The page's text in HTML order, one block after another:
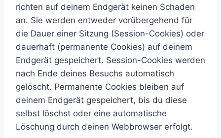
richten auf deinem Endgerät keinen Schaden
an. Sie werden entweder vorübergehend für
die Dauer einer Sitzung (Session-Cookies) oder
dauerhaft (permanente Cookies) auf deinem
Endgerät gespeichert. Session-Cookies werden
nach Ende deines Besuchs automatisch
gelöscht. Permanente Cookies bleiben auf
deinem Endgerät gespeichert, bis du diese
selbst löschst oder eine automatische
Löschung durch deinen Webbrowser erfolgt.